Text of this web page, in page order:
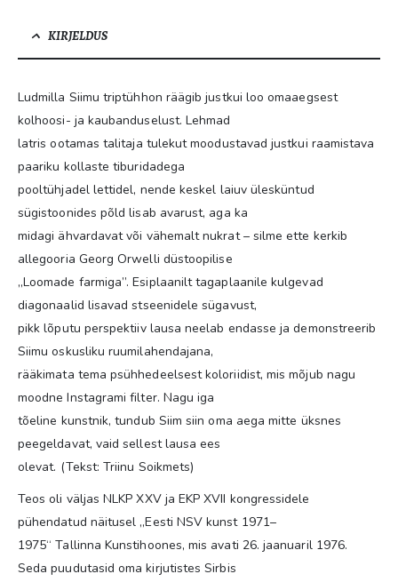
KIRJELDUS
Ludmilla Siimu triptühhon räägib justkui loo omaaegsest
kolhoosi- ja kaubanduselust. Lehmad
latris ootamas talitaja tulekut moodustavad justkui raamistava
paariku kollaste tiburidadega
pooltühjadel lettidel, nende keskel laiuv ülesküntud
sügistoonides põld lisab avarust, aga ka
midagi ähvardavat või vähemalt nukrat – silme ette kerkib
allegooria Georg Orwelli düstoopilise
„Loomade farmiga”. Esiplaanilt tagaplaanile kulgevad
diagonaalid lisavad stseenidele sügavust,
pikk lõputu perspektiiv lausa neelab endasse ja demonstreerib
Siimu oskusliku ruumilahendajana,
rääkimata tema psühhedeelsest koloriidist, mis mõjub nagu
moodne Instagrami filter. Nagu iga
tõeline kunstnik, tundub Siim siin oma aega mitte üksnes
peegeldavat, vaid sellest lausa ees
olevat. (Tekst: Triinu Soikmets)
Teos oli väljas NLKP XXV ja EKP XVII kongressidele
pühendatud näitusel „Eesti NSV kunst 1971–
1975“ Tallinna Kunstihoones, mis avati 26. jaanuaril 1976.
Seda puudutasid oma kirjutistes Sirbis